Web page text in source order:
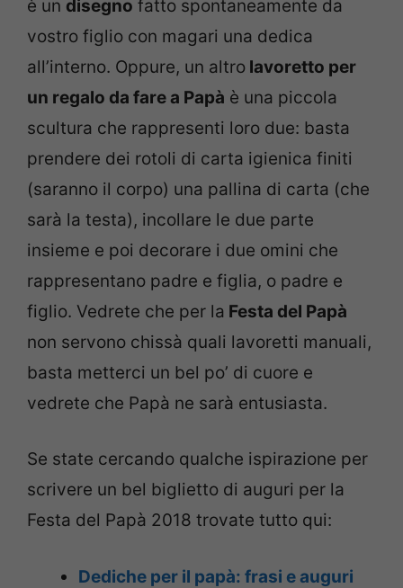
è un disegno fatto spontaneamente da
vostro figlio con magari una dedica
all’interno. Oppure, un altro lavoretto per
un regalo da fare a Papà è una piccola
scultura che rappresenti loro due: basta
prendere dei rotoli di carta igienica finiti
(saranno il corpo) una pallina di carta (che
sarà la testa), incollare le due parte
insieme e poi decorare i due omini che
rappresentano padre e figlia, o padre e
figlio. Vedrete che per la Festa del Papà
non servono chissà quali lavoretti manuali,
basta metterci un bel po’ di cuore e
vedrete che Papà ne sarà entusiasta.
Se state cercando qualche ispirazione per
scrivere un bel biglietto di auguri per la
Festa del Papà 2018 trovate tutto qui:
Dediche per il papà: frasi e auguri